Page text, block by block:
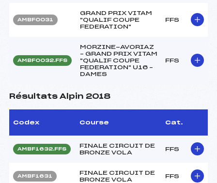
AMBF0031
GRAND PRIX VITAM
"QUALIF COUPE
FEDERATION"
FFS
AMBF0032.FFS
MORZINE-AVORIAZ
– GRAND PRIX VITAM
"QUALIF COUPE
FEDERATION" U16 –
DAMES
FFS
Résultats Alpin 2018
Codex Course Cat.
AMBF1632.FFS
FINALE CIRCUIT DE
BRONZE VOLA
FFS
AMBF1631
FINALE CIRCUIT DE
BRONZE VOLA
FFS